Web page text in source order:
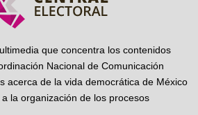
que concentra los contenidos
Nacional de Comunicación
acerca de la vida democrática de México
la organización de los procesos